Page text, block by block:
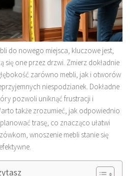
do nowego miejsca, kluczowe jest,
się one przez drzwi. Zmierz dokładnie
zarówno mebli, jak i otworów
niespodzianek. Dokładne
pozwoli uniknąć frustracji i
także zrozumieć, jak odpowiednio
trasę, co znacząco ułatwi
wnoszenie mebli stanie się